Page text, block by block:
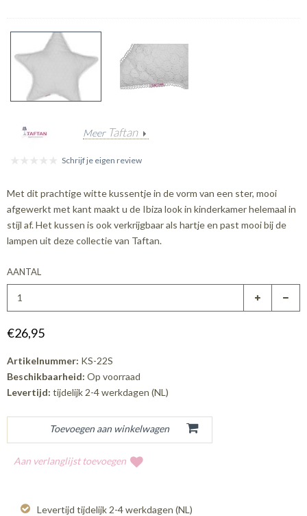
Meer Taftan
Schrijf je eigen review
Met dit prachtige witte kussentje in de vorm van een ster, mooi
afgewerkt met kant maakt u de Ibiza look in kinderkamer helemaal in
stijl af. Het kussen is ook verkrijgbaar als hartje en past mooi bij de
lampen uit deze collectie van Taftan.
AANTAL
€26,95
Artikelnummer: KS-22S
Beschikbaarheid: Op voorraad
Levertijd: tijdelijk 2-4 werkdagen (NL)
Aan verlanglijst toevoegen
Levertijd tijdelijk 2-4 werkdagen (NL)